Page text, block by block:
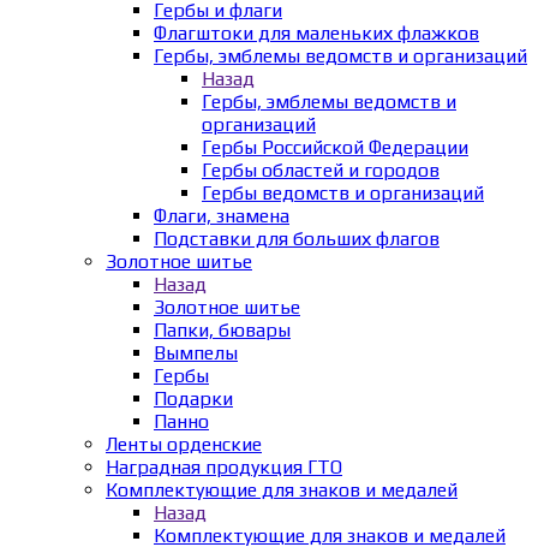
Гербы и флаги
Флагштоки для маленьких флажков
Гербы, эмблемы ведомств и организаций
Назад
Гербы, эмблемы ведомств и
организаций
Гербы Российской Федерации
Гербы областей и городов
Гербы ведомств и организаций
Флаги, знамена
Подставки для больших флагов
Золотное шитье
Назад
Золотное шитье
Папки, бювары
Вымпелы
Гербы
Подарки
Панно
Ленты орденские
Наградная продукция ГТО
Комплектующие для знаков и медалей
Назад
Комплектующие для знаков и медалей